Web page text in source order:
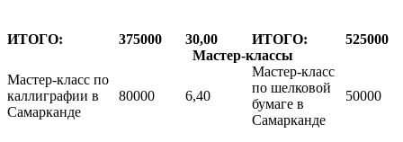
ИТОГО: 375000 30,00 ИТОГО:
525000
Мастер-классы
Мастер-класс по
каллиграфии в
Самарканде
80000 6,40
Мастер-класс
по шелковой
бумаге в
Самарканде
50000